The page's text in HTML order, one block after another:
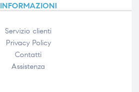
INFORMAZIONI
Servizio clienti
Privacy Policy
Contatti
Assistenza